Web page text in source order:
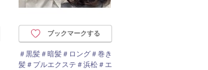
ブックマークする
＃黒髪＃暗髪＃ロング＃巻き
髪＃プルエクステ＃浜松＃エ